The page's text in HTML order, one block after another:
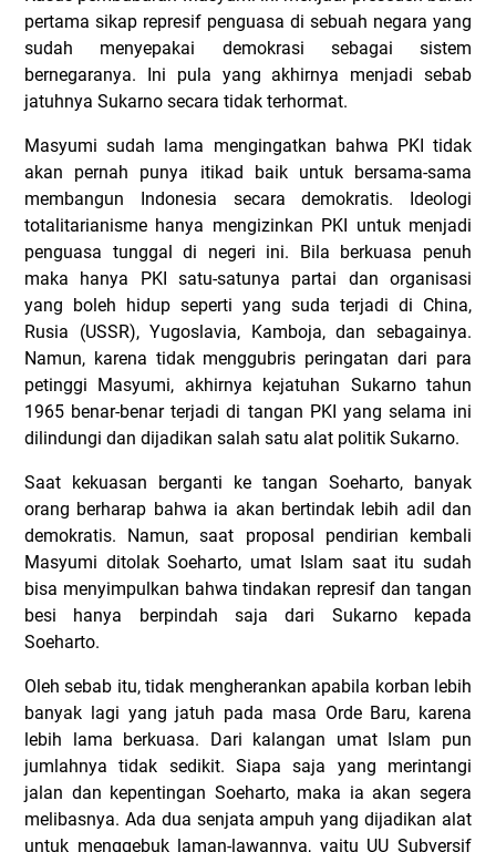
pertama sikap represif penguasa di sebuah negara yang
sudah menyepakai demokrasi sebagai sistem
bernegaranya. Ini pula yang akhirnya menjadi sebab
jatuhnya Sukarno secara tidak terhormat.
Masyumi sudah lama mengingatkan bahwa PKI tidak
akan pernah punya itikad baik untuk bersama-sama
membangun Indonesia secara demokratis. Ideologi
totalitarianisme hanya mengizinkan PKI untuk menjadi
penguasa tunggal di negeri ini. Bila berkuasa penuh
maka hanya PKI satu-satunya partai dan organisasi
yang boleh hidup seperti yang suda terjadi di China,
Rusia (USSR), Yugoslavia, Kamboja, dan sebagainya.
Namun, karena tidak menggubris peringatan dari para
petinggi Masyumi, akhirnya kejatuhan Sukarno tahun
1965 benar-benar terjadi di tangan PKI yang selama ini
dilindungi dan dijadikan salah satu alat politik Sukarno.
Saat kekuasan berganti ke tangan Soeharto, banyak
orang berharap bahwa ia akan bertindak lebih adil dan
demokratis. Namun, saat proposal pendirian kembali
Masyumi ditolak Soeharto, umat Islam saat itu sudah
bisa menyimpulkan bahwa tindakan represif dan tangan
besi hanya berpindah saja dari Sukarno kepada
Soeharto.
Oleh sebab itu, tidak mengherankan apabila korban lebih
banyak lagi yang jatuh pada masa Orde Baru, karena
lebih lama berkuasa. Dari kalangan umat Islam pun
jumlahnya tidak sedikit. Siapa saja yang merintangi
jalan dan kepentingan Soeharto, maka ia akan segera
melibasnya. Ada dua senjata ampuh yang dijadikan alat
untuk menggebuk laman-lawannya, yaitu UU Subversif